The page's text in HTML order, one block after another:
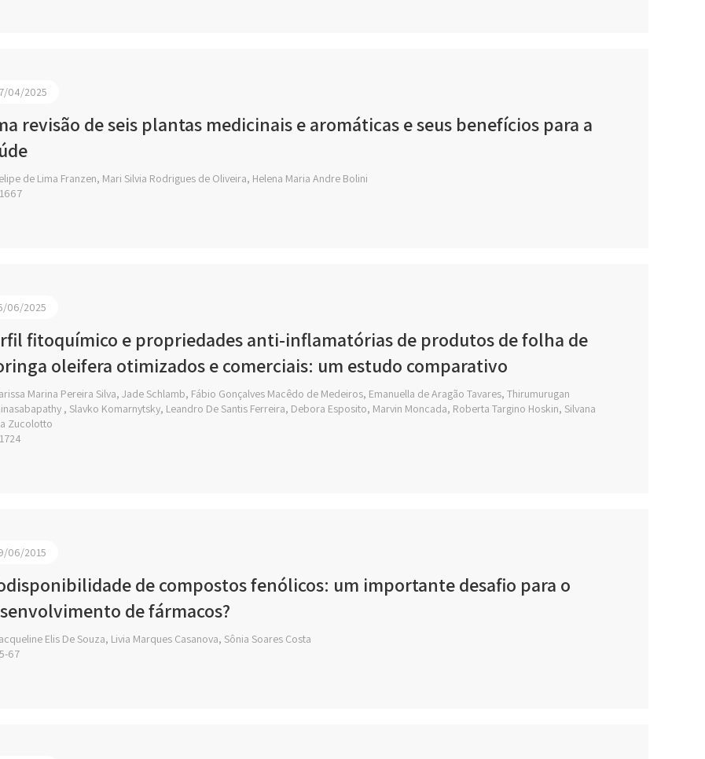
04/2025
revisão de seis plantas medicinais e aromáticas e seus benefícios para a
de Lima Franzen, Mari Silvia Rodrigues de Oliveira, Helena Maria Andre Bolini
06/2025
fitoquímico e propriedades anti-inflamatórias de produtos de folha de
oleifera otimizados e comerciais: um estudo comparativo
Marina Pereira Silva, Jade Schlamb, Fábio Gonçalves Macêdo de Medeiros, Emanuella de Aragão Tavares, Thirumurugan
, Slavko Komarnytsky, Leandro De Santis Ferreira, Debora Esposito, Marvin Moncada, Roberta Targino Hoskin, Silvana
Zucolotto
06/2015
de compostos fenólicos: um importante desafio para o
de fármacos?
Elis De Souza, Livia Marques Casanova, Sônia Soares Costa
67